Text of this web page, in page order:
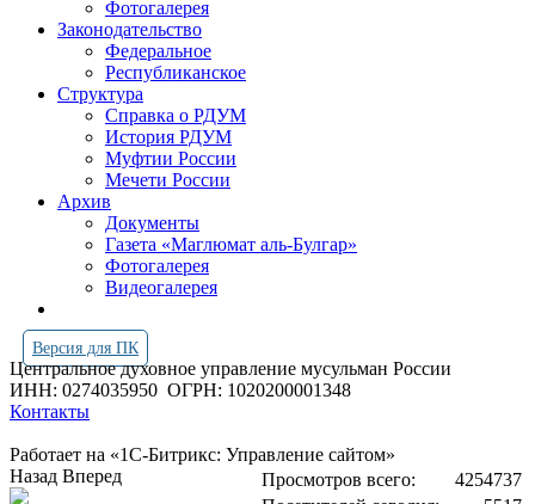
Фотогалерея
Законодательство
Федеральное
Республиканское
Структура
Справка о РДУМ
История РДУМ
Муфтии России
Мечети России
Архив
Документы
Газета «Маглюмат аль-Булгар»
Фотогалерея
Видеогалерея
Версия для ПК
Центральное духовное управление мусульман России
ИНН: 0274035950 ОГРН: 1020200001348
Контакты
Работает на «1С-Битрикс: Управление сайтом»
Просмотров всего:
4254737
Назад Вперед